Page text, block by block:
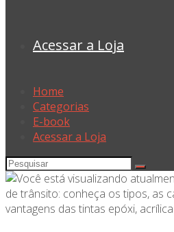
Acessar a Loja
Home
Categorias
E-book
Acessar a Loja